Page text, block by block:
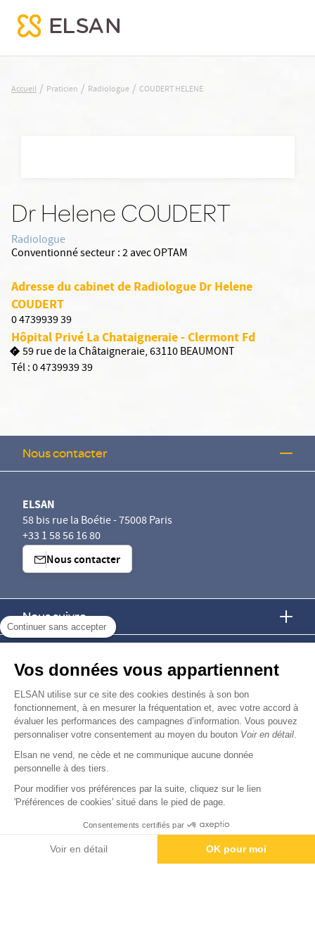
Continuer sans accepter
Vos données vous appartiennent
ELSAN utilise sur ce site des cookies destinés à son bon
fonctionnement, à en mesurer la fréquentation et, avec votre accord à
évaluer les performances des campagnes d’information. Vous pouvez
personnaliser votre consentement au moyen du bouton Voir en détail
Elsan ne vend, ne cède et ne communique aucune donnée
personnelle à des tiers.
Pour modifier vos préférences par la suite, cliquez sur le lien
'Préférences de cookies' situé dans le pied de page.
Consentements certifiés par
Voir en détail OK pour moi
COUDERT HELENE
Accueil / Praticien / Radiologue / COUDERT HELENE
Dr Helene COUDERT
Radiologue
Conventionné secteur :2 avec OPTAM
Adresse du cabinet de Radiologue Dr Helene
COUDERT
0 4739939 39
Hôpital Privé La Chataigneraie - Clermont Fd
59 rue de la Châtaigneraie, 63110 BEAUMONT
Tél :0 4739939 39
Nous contacter
ELSAN
58 bis rue la Boétie - 75008 Paris
+33 1 58 56 16 80
Nous contacter
Nous suivre
Nous rejoindre
Devenir fournisseur
© Copyright 2026 Elsan
Mentions Légales-Données personnelles
Agence digitale : VOID